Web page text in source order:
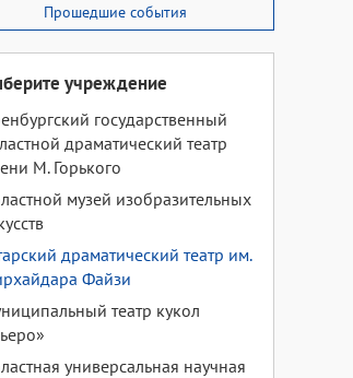
Прошедшие события
учреждение
государственный
драматический театр
М. Горького
музей изобразительных
драматический театр им.
Файзи
театр кукол
универсальная научная